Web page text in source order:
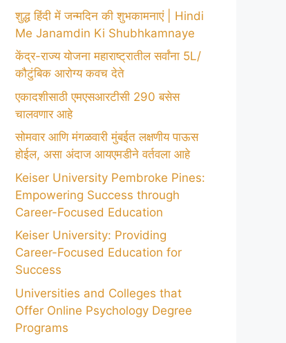
शुद्ध हिंदी में जन्मदिन की शुभकामनाएं | Hindi
Me Janamdin Ki Shubhkamnaye
केंद्र-राज्य योजना महाराष्ट्रातील सर्वांना 5L/
कौटुंबिक आरोग्य कवच देते
एकादशीसाठी एमएसआरटीसी 290 बसेस
चालवणार आहे
सोमवार आणि मंगळवारी मुंबईत लक्षणीय पाऊस
होईल, असा अंदाज आयएमडीने वर्तवला आहे
Keiser University Pembroke Pines:
Empowering Success through
Career-Focused Education
Keiser University: Providing
Career-Focused Education for
Success
Universities and Colleges that
Offer Online Psychology Degree
Programs